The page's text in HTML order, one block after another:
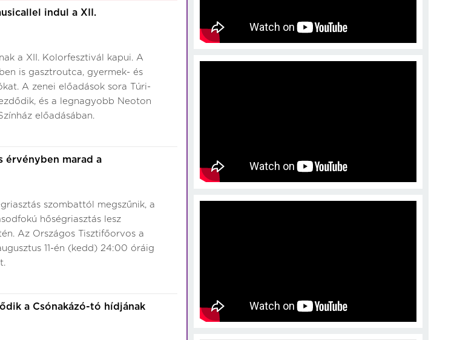
indul a XII.
a XII. Kolorfesztivál kapui. A
is gasztroutca, gyermek- és
A zenei előadások sora Túri-
és a legnagyobb Neoton
előadásában.
érvényben marad a
szombattól megszűnik, a
hőségriasztás lesz
Az Országos Tisztifőorvos a
11-én (kedd) 24:00 óráig
a Csónakázó-tó hídjának